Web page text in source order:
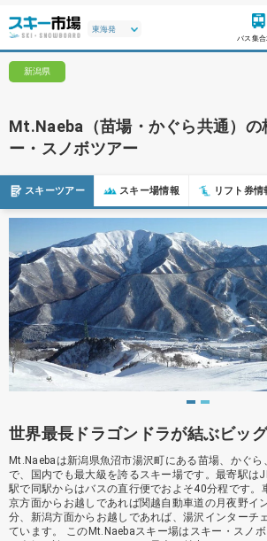
バス集
新潟県
Mt.Naeba（苗場・かぐら共通）の
ー・スノボツアー
スキーツアー スキー場情報 リフト券情
世界最長ドラゴンドラが結ぶビッ
Mt.Naebaは新潟県魚沼市湯沢町にある苗場、かぐ
で、国内でも最大級を誇るスキー場です。最寄駅は
駅で同駅からはバスの直行便でおよそ40分程です。
京方面からお越しであれば関越自動車道の月夜野イ
分、新潟方面からお越しであれば、湯沢インターチ
ています。 このMt.Naebaスキー場はスキー・スノ